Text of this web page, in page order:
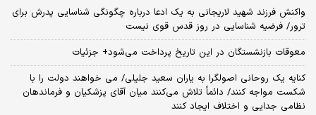
واکنش فرزند شهید لاریجانی به یک ادعا درباره چگونگی شناسایی پدرش برای
ترور/ فرضیه شناسایی در روز قدس قوی نیست
معوقات بازنشستگان در این تاریخ پرداخت می‌شود+ جزئیات
کنایه یک روحانی اصولگرا به یاران سعید جلیلی/ می خواهند دولت را با
شکست مواجه کنند/ دائماً تلاش می‌کنند میان آقای پزشکیان و فرماندهان
نظامی جدایی و اختلاف ایجاد کنند